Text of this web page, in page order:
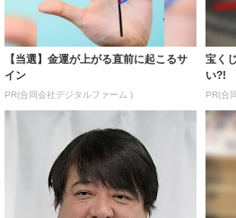
PR(合同会社デジタルファーム ) PR(合
「一瞬誰かと…」彦摩呂、30キロ近く
減量した姿に反響 既製品の防護服が
着られると...
【当
時、
PR(合